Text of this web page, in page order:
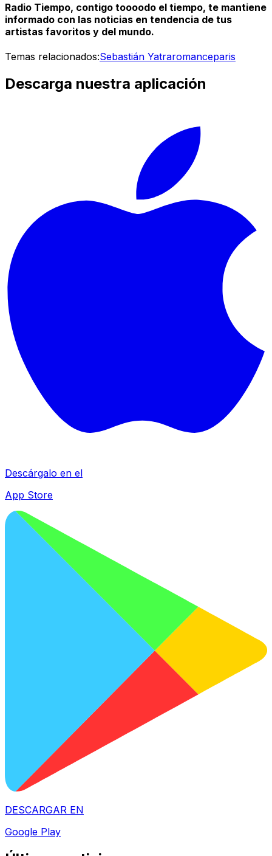
Radio Tiempo, contigo toooodo el tiempo, te mantiene
informado con las noticias en tendencia de tus
artistas favoritos y del mundo.
Temas relacionados:Sebastián Yatraromanceparis
Descarga nuestra aplicación
Descárgalo en el
App Store
DESCARGAR EN
Google Play